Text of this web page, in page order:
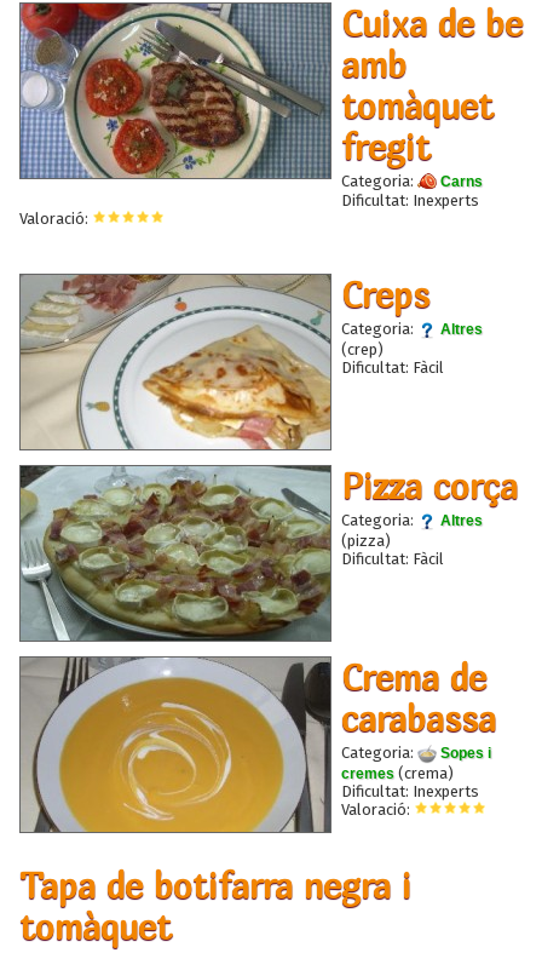
Cuixa de be
amb
tomàquet
fregit
Categoria: Carns
Dificultat: Inexperts
Valoració:
Creps
Categoria: Altres
(crep)
Dificultat: Fàcil
Pizza corça
Categoria: Altres
(pizza)
Dificultat: Fàcil
Crema de
carabassa
Categoria:
Sopes i
cremes (crema)
Dificultat: Inexperts
Valoració:
Tapa de botifarra negra i
tomàquet